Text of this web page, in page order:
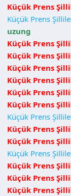
Küçük Prens
Küçük Prens
uzung
Küçük Prens
Küçük Prens
Küçük Prens
Küçük Prens
Küçük Prens
Küçük Prens
Küçük Prens
Küçük Prens
Küçük Prens
Küçük Prens
Küçük Prens
Küçük Prens
Küçük Prens